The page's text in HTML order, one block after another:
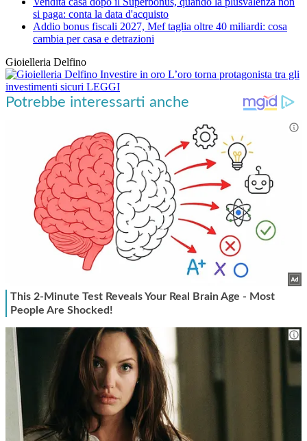
si paga: conta la data d'acquisto
Addio bonus fiscali 2027, Mef taglia oltre 40 miliardi: cosa
cambia per casa e detrazioni
Gioielleria Delfino
Investire in oro L’oro torna protagonista tra gli
investimenti sicuri LEGGI